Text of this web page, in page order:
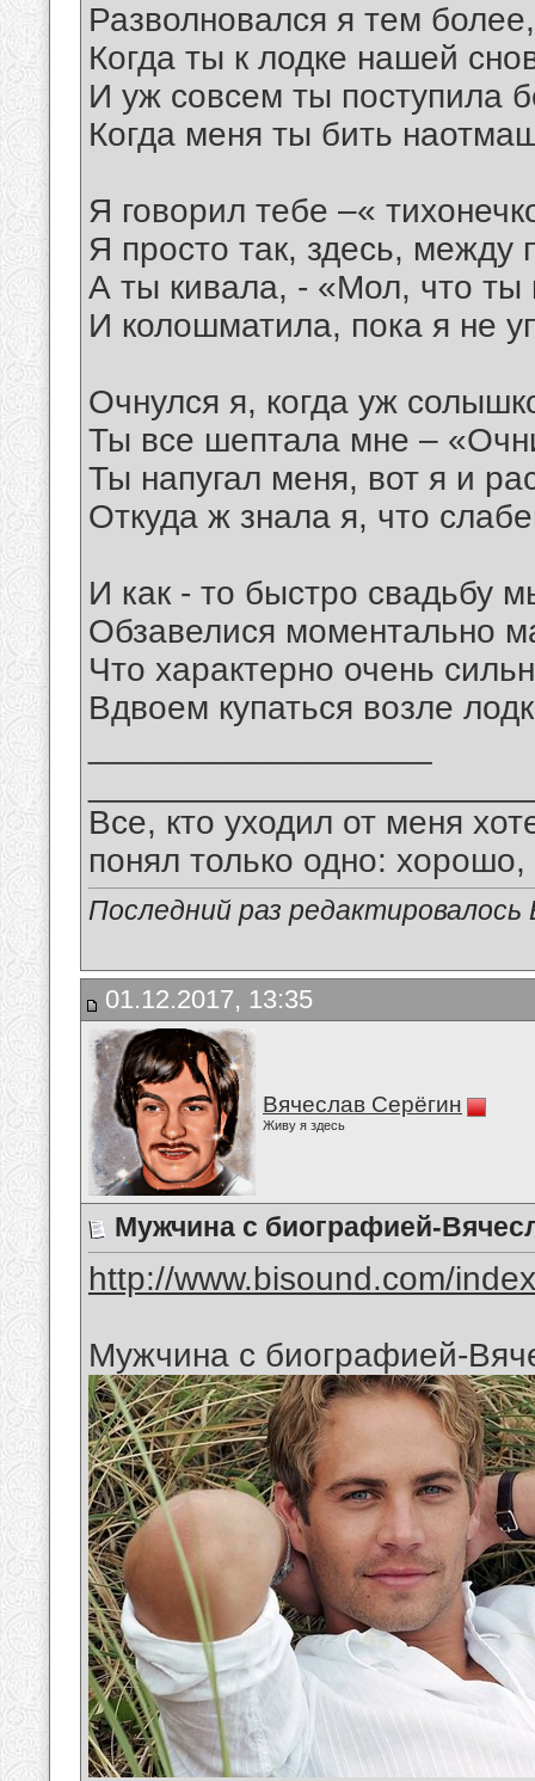
Разволновался я тем
Когда ты к лодке нашей
И уж совсем ты поступила
Когда меня ты бить
Я говорил тебе –«
Я просто так, здесь, между
А ты кивала, - «Мол, что
И колошматила, пока я не
Очнулся я, когда уж
Ты все шептала мне –
Ты напугал меня, вот я и
Откуда ж знала я, что
И как - то быстро свадьбу
Обзавелися моментально
Что характерно очень
Вдвоем купаться возле
Все, кто уходил от меня
понял только одно:
Последний раз
01.12.2017, 13:35
Вячеслав Серёгин
Живу я здесь
Мужчина с биографией-
http://www.bisound.com/
Мужчина с биографией-